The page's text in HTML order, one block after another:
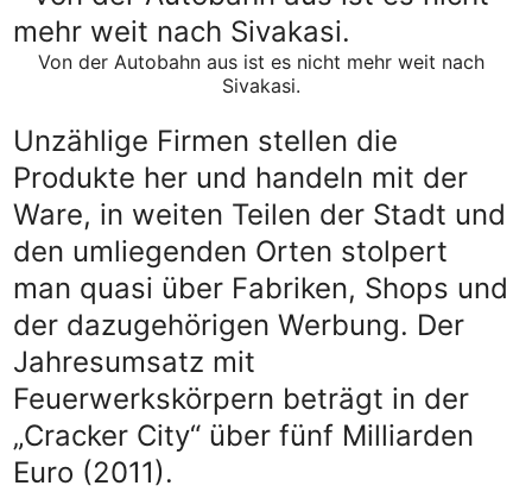
Von der Autobahn aus ist es nicht mehr weit nach
Sivakasi.
Unzählige Firmen stellen die
Produkte her und handeln mit der
Ware, in weiten Teilen der Stadt und
den umliegenden Orten stolpert
man quasi über Fabriken, Shops und
der dazugehörigen Werbung. Der
Jahresumsatz mit
Feuerwerkskörpern beträgt in der
„Cracker City“ über fünf Milliarden
Euro (2011).